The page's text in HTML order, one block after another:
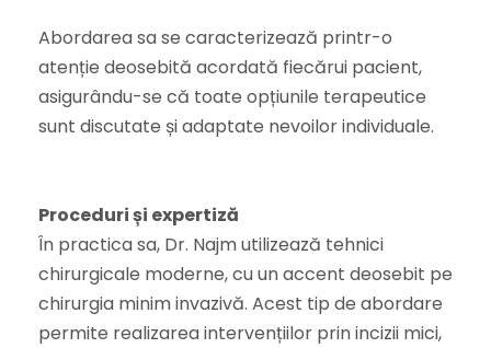
Abordarea sa se caracterizează printr-o
atenție deosebită acordată fiecărui pacient,
asigurându-se că toate opțiunile terapeutice
sunt discutate și adaptate nevoilor individuale.
Proceduri și expertiză
În practica sa, Dr. Najm utilizează tehnici
chirurgicale moderne, cu un accent deosebit pe
chirurgia minim invazivă. Acest tip de abordare
permite realizarea intervențiilor prin incizii mici,